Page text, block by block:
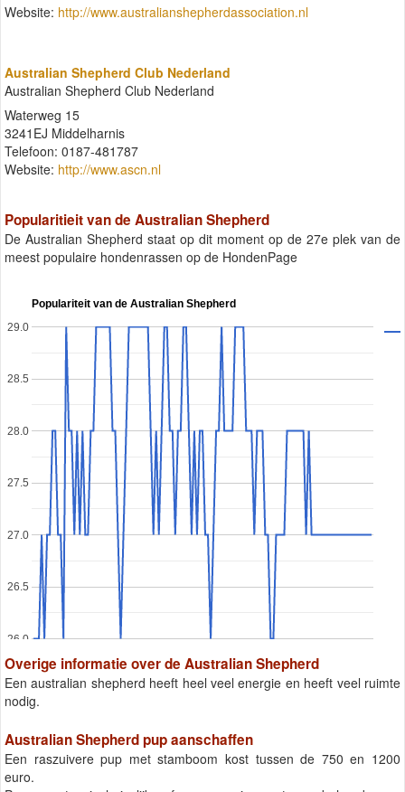
Website: http://www.australianshepherdassociation.nl
Australian Shepherd Club Nederland
Australian Shepherd Club Nederland
Waterweg 15
3241EJ Middelharnis
Telefoon: 0187-481787
Website: http://www.ascn.nl
Popularitieit van de Australian Shepherd
De Australian Shepherd staat op dit moment op de 27e plek van de
meest populaire hondenrassen op de HondenPage
Populariteit van de Australian Shepherd
26.0
26.5
27.0
27.5
28.0
28.5
29.0
Overige informatie over de Australian Shepherd
Een australian shepherd heeft heel veel energie en heeft veel ruimte
nodig.
Australian Shepherd pup aanschaffen
Een raszuivere pup met stamboom kost tussen de 750 en 1200
euro.